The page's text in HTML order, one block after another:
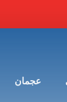
عجمان